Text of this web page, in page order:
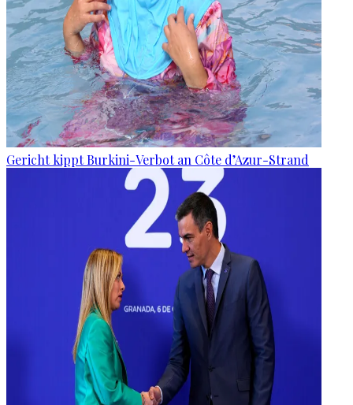
Gericht kippt Burkini-Verbot an Côte d’Azur-Strand